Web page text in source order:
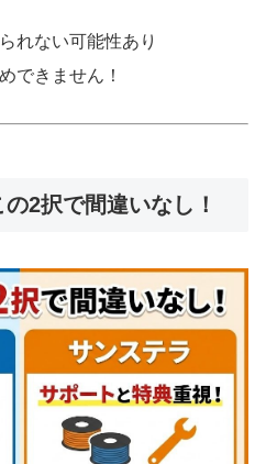
れない可能性あり
できません！
2択で間違いなし！